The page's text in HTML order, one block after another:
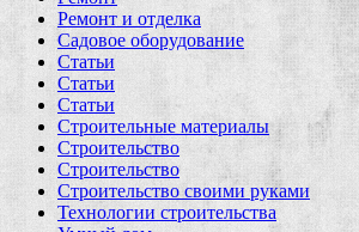
Ремонт и отделка
Садовое оборудование
Статьи
Статьи
Статьи
Строительные материалы
Строительство
Строительство
Строительство своими руками
Технологии строительства